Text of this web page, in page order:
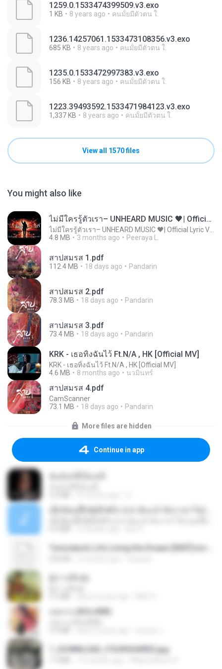
1259.0.1533474399509.v3.exo
1 KB 8 years ago คนมั้ยมีตัวตน ใ.
1236.14257061.1533473108356.v3.exo
685 KB 8 years ago คนมั้ยมีตัวตน ใ.
1235.0.1533472997383.v3.exo
156 KB 8 years ago คนมั้ยมีตัวตน ใ.
1223.39493592.1533471984123.v3.exo
1,337 KB 8 years ago คนมั้ยมีตัวตน ใ.
View all 1570 files
You might also like
ไม่มีใครรู้ตัวเรา– UNHEARD MUSIC 🖤| Official Lyric Video | เพลงสู้ชีวิต
4.8 MB
3 months ago Peeraya L.
สาปสมรส 1.pdf
112.4 MB 18 days ago Pandarin
สาปสมรส 2.pdf
78.3 MB 18 days ago Pandarin
สาปสมรส 3.pdf
73.4 MB 18 days ago Pandarin
KRK - เธอทิ้งฉันไว้ Ft.N/A , HK [Official MV]
KRK - เธอทิ้งฉันไว้ Ft.N/A , HK [Official MV]
4.6 MB
8 months ago นวมินทร์
สาปสมรส 4.pdf
CamScanner
73.1 MB
18 days ago Pandarin
More files are hidden
Continue in app
กุหลาบ (KULARB)
1_DOWNLOAD_FOURSHARED.jpg